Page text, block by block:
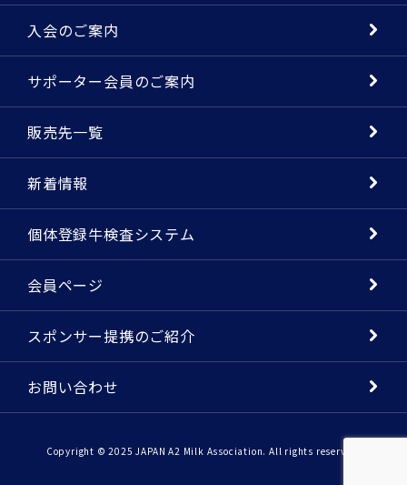
入会のご案内
サポーター会員のご案内
販売先一覧
新着情報
個体登録牛検査システム
会員ページ
スポンサー提携のご紹介
お問い合わせ
Copyright © 2025 JAPAN A2 Milk Association. All rights reserved.